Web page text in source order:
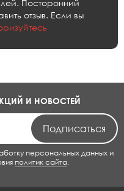
Посторонний
отзыв. Если вы
И НОВОСТЕЙ
персональных данных и
политик сайта.